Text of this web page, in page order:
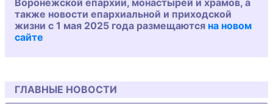
Воронежской епархии, монастырей и храмов, а
также новости епархиальной и приходской
жизни с 1 мая 2025 года размещаются на новом
сайте
ГЛАВНЫЕ НОВОСТИ